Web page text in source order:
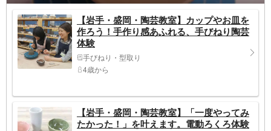
【岩手・盛岡・陶芸教室】カップやお皿を
作ろう！手作り感あふれる、手びねり陶芸
体験
手びねり・型取り
4歳から
【岩手・盛岡・陶芸教室】「一度やってみ
たかった！」を叶えます。電動ろくろ体験